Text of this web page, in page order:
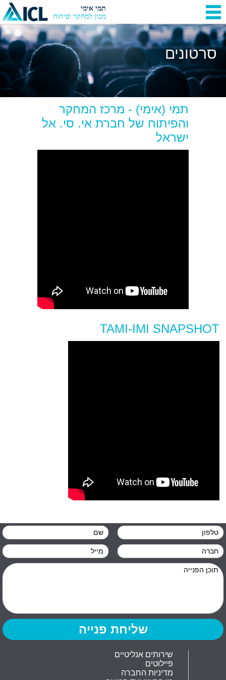
תמי אימי
מכון למחקר ופיתוח
סרטונים
תמי (אימי) - מרכז המחקר
והפיתוח של חברת אי. סי. אל
ישראל
TAMI-IMI SNAPSHOT
שירותים אנליטיים
פיילוטים
מדיניות החברה